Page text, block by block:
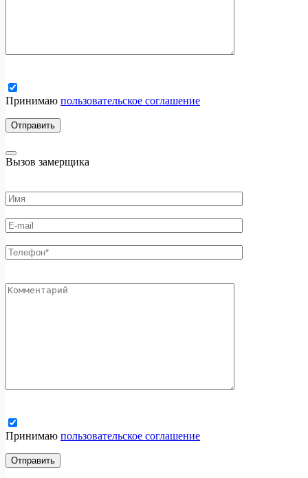
Принимаю пользовательское соглашение
Вызов замерщика
Принимаю пользовательское соглашение